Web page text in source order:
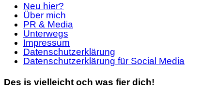
Neu hier?
Über mich
PR & Media
Unterwegs
Impressum
Datenschutzerklärung
Datenschutzerklärung für Social Media
Des is vielleicht och was fier dich!